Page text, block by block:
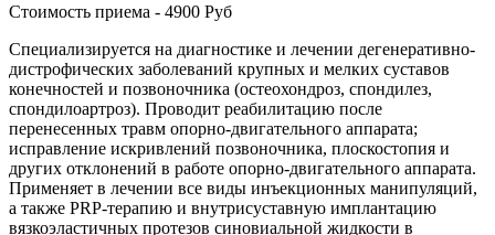
Стоимость приема - 4900 Руб
Специализируется на диагностике и лечении дегенеративно-
дистрофических заболеваний крупных и мелких суставов
конечностей и позвоночника (остеохондроз, спондилез,
спондилоартроз). Проводит реабилитацию после
перенесенных травм опорно-двигательного аппарата;
исправление искривлений позвоночника, плоскостопия и
других отклонений в работе опорно-двигательного аппарата.
Применяет в лечении все виды инъекционных манипуляций,
а также PRP-терапию и внутрисуставную имплантацию
вязкоэластичных протезов синовиальной жидкости в